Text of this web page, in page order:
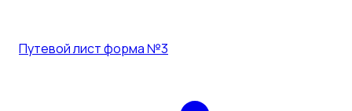
Путевой лист форма №3